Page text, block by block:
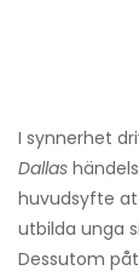
I synnerhet
Dallas
huvudsyfte
utbilda unga
Dessutom